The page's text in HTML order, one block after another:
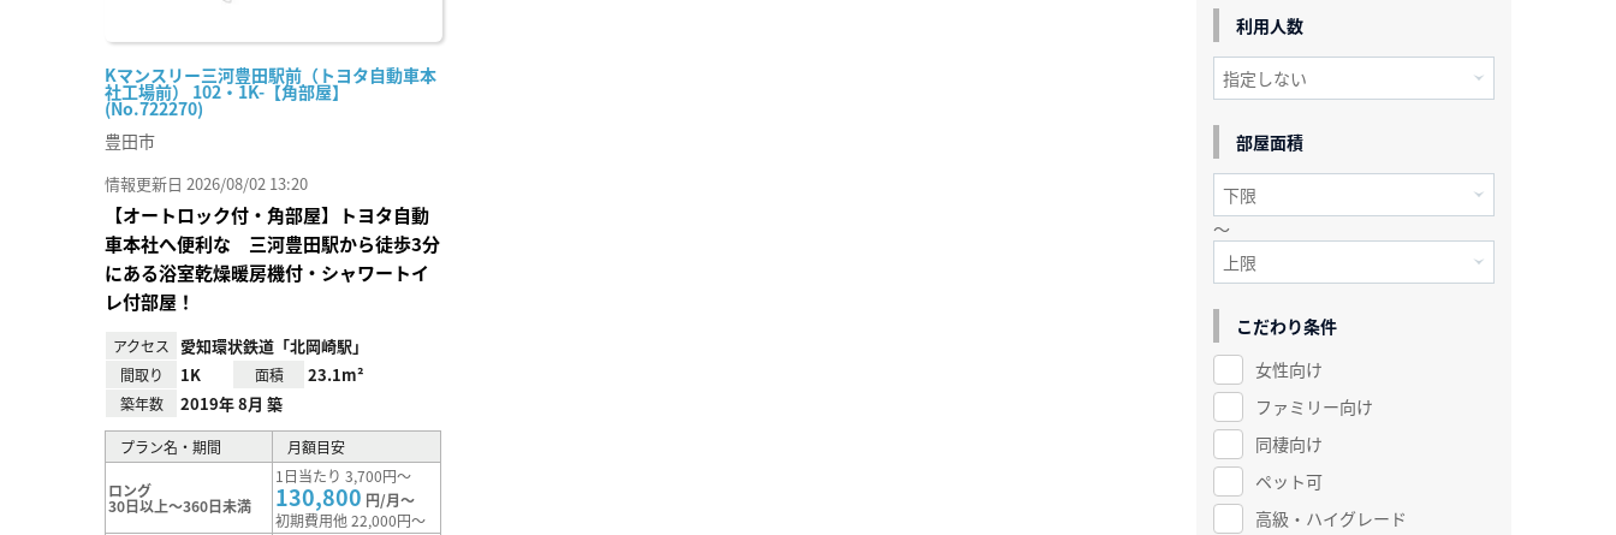
Kマンスリー三河豊田駅前（トヨタ自動車本
社工場前） 102・1K-【角部屋】
(No.722270)
豊田市
情報更新日 2026/08/02 13:20
【オートロック付・角部屋】トヨタ自動
車本社へ便利な 三河豊田駅から徒歩3分
にある浴室乾燥暖房機付・シャワートイ
レ付部屋！
アクセス 愛知環状鉄道「北岡崎駅」
間取り 1K 面積 23.1m²
築年数 2019年 8月 築
プラン名・期間 月額目安
ロング
30日以上～360日未満
1日当たり 3,700円～
130,800 円/月～
初期費用他 22,000円～
利用人数
部屋面積
～
こだわり条件
女性向け
ファミリー向け
同棲向け
ペット可
高級・ハイグレード